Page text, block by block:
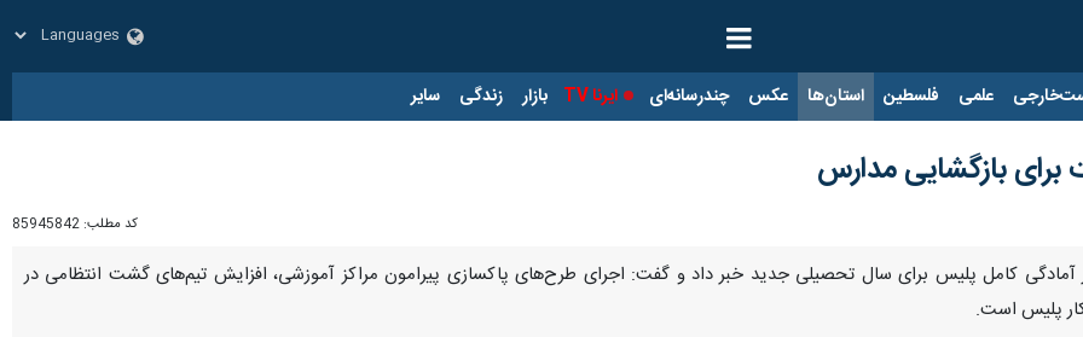
علمی فلسطین استان‌ها عکس چندرسانه‌ای ایرنا TV بازار زندگی سایر
بازگشایی مدارس
کد مطلب: 85945842